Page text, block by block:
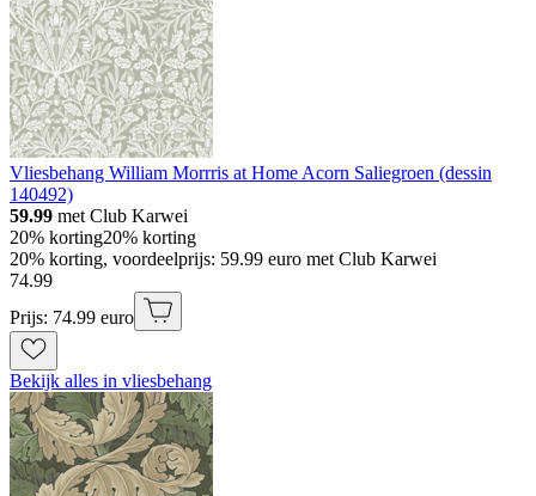
Vliesbehang William Morrris at Home Acorn Saliegroen (dessin
140492)
59.99 met Club Karwei
20% korting20% korting
20% korting, voordeelprijs: 59.99 euro met Club Karwei
74.99
Prijs: 74.99 euro
Bekijk alles in vliesbehang